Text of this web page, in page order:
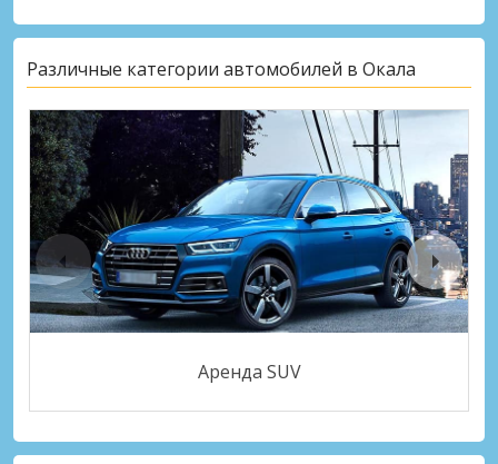
Различные категории автомобилей в Окала
Аренда SUV